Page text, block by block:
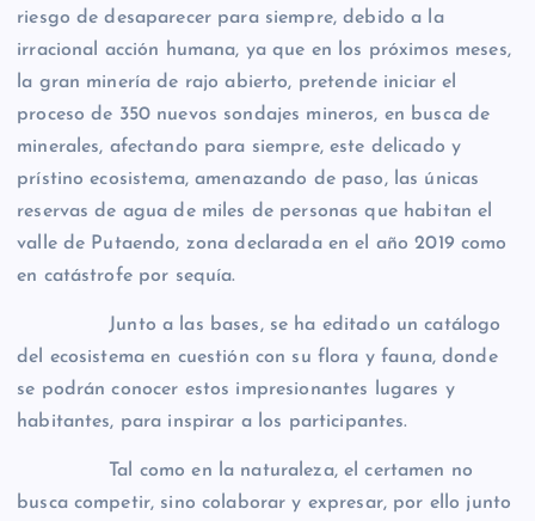
riesgo de desaparecer para siempre, debido a la
irracional acción humana, ya que en los próximos meses,
la gran minería de rajo abierto, pretende iniciar el
proceso de 350 nuevos sondajes mineros, en busca de
minerales, afectando para siempre, este delicado y
prístino ecosistema, amenazando de paso, las únicas
reservas de agua de miles de personas que habitan el
valle de Putaendo, zona declarada en el año 2019 como
en catástrofe por sequía.
Junto a las bases, se ha editado un catálogo
del ecosistema en cuestión con su flora y fauna, donde
se podrán conocer estos impresionantes lugares y
habitantes, para inspirar a los participantes.
Tal como en la naturaleza, el certamen no
busca competir, sino colaborar y expresar, por ello junto